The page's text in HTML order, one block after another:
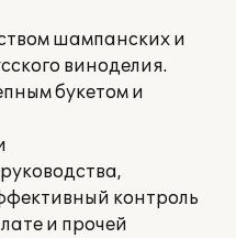
шампанских и
виноделия.
букетом и
контроль
и прочей